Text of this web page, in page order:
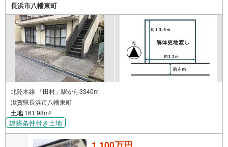
長浜市八幡東町
北陸本線 「田村」駅から3340m
滋賀県長浜市八幡東町
土地161.98m2
建築条件付き土地